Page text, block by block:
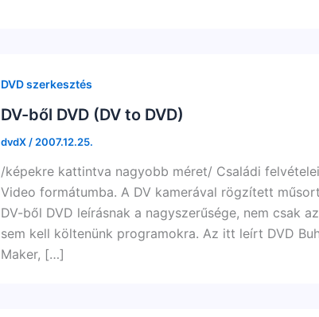
DVD szerkesztés
DV-ből DVD (DV to DVD)
dvdX / 2007.12.25.
/képekre kattintva nagyobb méret/ Családi
Video formátumba. A DV kamerával rögzített
DV-ből DVD leírásnak a nagyszerűsége, nem csak
sem kell költenünk programokra. Az itt leírt DVD
Maker, […]